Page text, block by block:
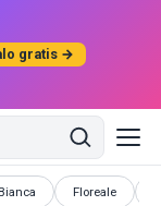
gratis →
Floreale
Sfondi